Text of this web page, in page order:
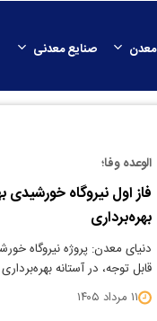
معدن صنایع معدنی
الوعده وفا؛
فاز اول نیروگاه خورشیدی
بهره‌برداری
دنیای معدن: پروژه نیروگاه
قابل‌ توجه، در آستانه
۱۱ مرداد ۱۴۰۵